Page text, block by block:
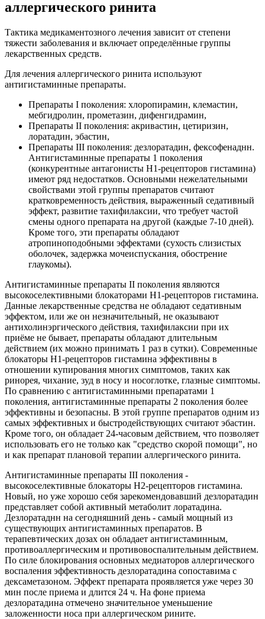
аллергического ринита
Тактика медикаментозного лечения зависит от степени
тяжести заболевания и включает определённые группы
лекарственных средств.
Для лечения аллергического ринита используют
антигистаминные препараты.
Препараты I поколения: хлоропирамин, клемастин,
мебгидролин, прометазин, дифенгидрамин,
Препараты II поколения: акривастин, цетиризин,
лоратадин, эбастин,
Препараты III поколения: дезлоратадин, фексофенаднн.
Антигистаминные препараты 1 поколения
(конкурентные антагонисты Н1-рецепторов гистамина)
имеют ряд недостатков. Основными нежелательными
свойствами этой группы препаратов считают
кратковременность действия, выраженный седативный
эффект, развитие тахифилаксии, что требует частой
смены одного препарата на другой (каждые 7-10 дней).
Кроме того, эти препараты обладают
атропиноподобными эффектами (сухость слизистых
оболочек, задержка мочеиспускания, обострение
глаукомы).
Антигистаминные препараты II поколения являются
высокоселективными блокаторами H1-рецепторов гистамина.
Данные лекарственные средства не обладают седативным
эффектом, или же он незначительный, не оказывают
антихолинэргического действия, тахифилаксии при их
приёме не бывает, препараты обладают длительным
действием (их можно принимать 1 раз в сутки). Современные
блокаторы H1-рецепторов гистамина эффективны в
отношении купирования многих симптомов, таких как
ринорея, чихание, зуд в носу и носоглотке, глазные симптомы.
По сравнению с антигистаминными препаратами 1
поколения, антигистаминные препараты 2 поколения более
эффективны и безопасны. В этой группе препаратов одним из
самых эффективных и быстродействующих считают эбастин.
Кроме того, он обладает 24-часовым действием, что позволяет
использовать его не только как "средство скорой помощи", но
и как препарат плановой терапии аллергического ринита.
Антигистаминные препараты III поколения -
высокоселективные блокаторы H2-рецепторов гистамина.
Новый, но уже хорошо себя зарекомендовавший дезлоратадин
представляет собой активный метаболит лоратадина.
Дезлоратаднн на сегодняшний день - самый мощный из
существующих антигистаминных препаратов. В
терапевтических дозах он обладает антигистаминным,
противоаллергическим и противовоспалительным действием.
По силе блокирования основных медиаторов аллергического
воспаления эффективность дезлоратадина сопоставима с
дексаметазоном. Эффект препарата проявляется уже через 30
мин после приема и длится 24 ч. На фоне приема
дезлоратадина отмечено значительное уменьшение
заложенности носа при аллергическом рините.